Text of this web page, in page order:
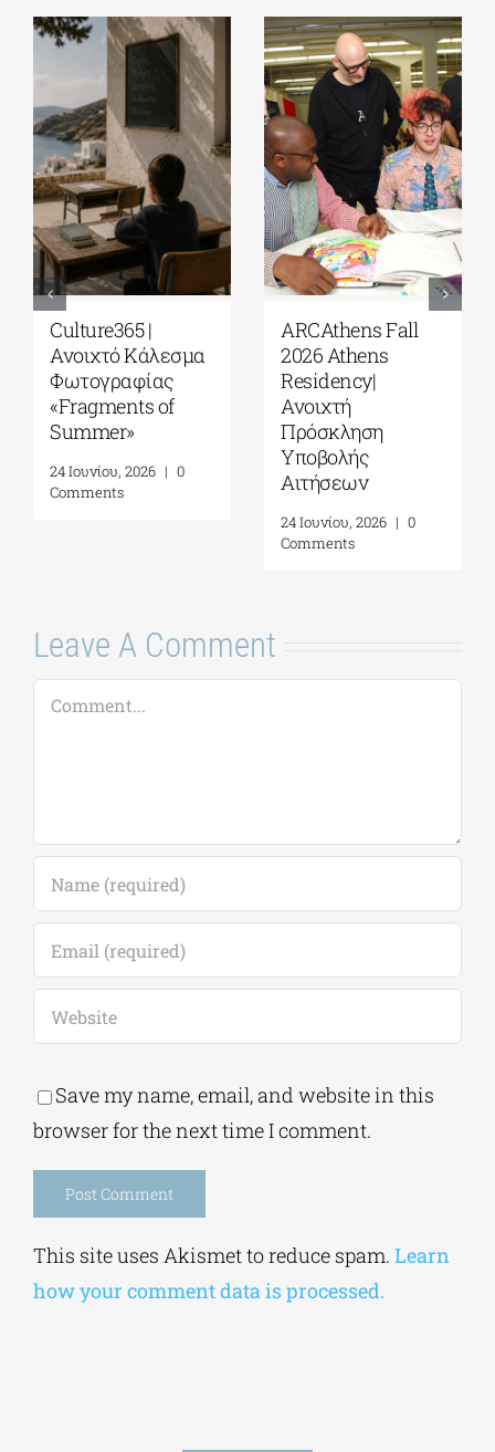
Culture365 |
Ανοιχτό Κάλεσμα
Φωτογραφίας
«Fragments of
Summer»
24 Ιουνίου, 2026 | 0
Comments
ARCAthens Fall
2026 Athens
Residency|
Ανοιχτή
Πρόσκληση
Υποβολής
Αιτήσεων
24 Ιουνίου, 2026 | 0
Comments
Leave A Comment
Comment
Save my name, email, and website in this
browser for the next time I comment.
This site uses Akismet to reduce spam. Learn
how your comment data is processed.